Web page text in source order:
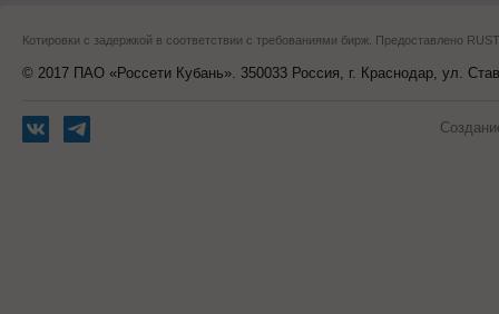
Котировки с задержкой в соответствии с требованиями бирж. Предоставлено
© 2017 ПАО «Россети Кубань». 350033 Россия, г. Краснодар, ул.